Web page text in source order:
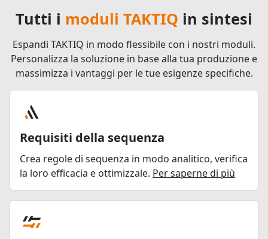
Tutti i moduli TAKTIQ in sintesi
Espandi TAKTIQ in modo flessibile con i nostri moduli.
Personalizza la soluzione in base alla tua produzione e
massimizza i vantaggi per le tue esigenze specifiche.
Requisiti della sequenza
Crea regole di sequenza in modo analitico, verifica
la loro efficacia e ottimizzale. Per saperne di più